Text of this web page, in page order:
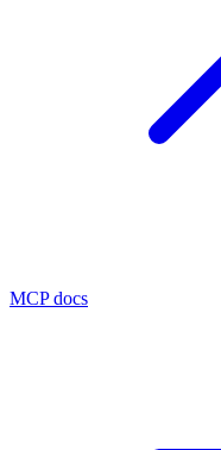
MCP docs